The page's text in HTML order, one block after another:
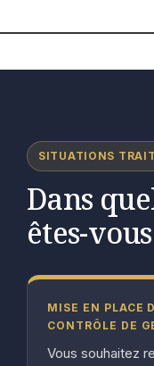
SITUATIONS
Dans
êtes-
MISE EN PLACE
CONTRÔLE DE
Vous souhaitez